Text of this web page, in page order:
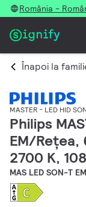
România -
Înapoi la
MASTER - LED HID
Philips
EM/Rețea,
2700 K,
MAS LED SON-T